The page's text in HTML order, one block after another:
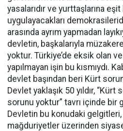
yasalarıdır ve yurttaşlarına
uygulayacakları
arasında ayrım yapmadan
devletin, başkalarıyla
yoktur. Türkiye’de eksik olan
yapılmayan işin bu kısmıydı.
devlet başından beri Kürt
Devlet yaklaşık 50 yıldır, “Kürt
sorunu yoktur” tavrı içinde bir
Devletin bu konudaki gelgitleri,
mağduriyetler üzerinden